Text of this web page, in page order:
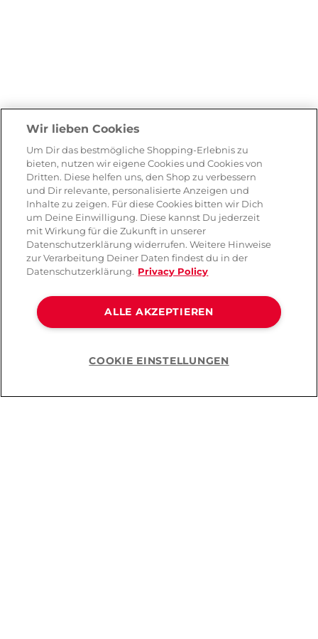
Wir lieben Cookies
Um Dir das bestmögliche Shopping-Erlebnis zu
bieten, nutzen wir eigene Cookies und Cookies von
Dritten. Diese helfen uns, den Shop zu verbessern
und Dir relevante, personalisierte Anzeigen und
Inhalte zu zeigen. Für diese Cookies bitten wir Dich
um Deine Einwilligung. Diese kannst Du jederzeit
mit Wirkung für die Zukunft in unserer
Datenschutzerklärung widerrufen. Weitere Hinweise
zur Verarbeitung Deiner Daten findest du in der
Datenschutzerklärung. Privacy Policy
ALLE AKZEPTIEREN
COOKIE EINSTELLUNGEN